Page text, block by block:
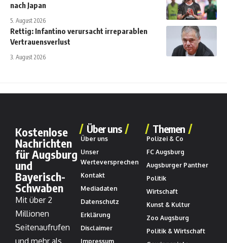
nach Japan
5. August 2026
Rettig: Infantino verursacht irreparablen
Vertrauensverlust
3. August 2026
Kostenlose
Nachrichten
für Augsburg
und
Bayerisch-
Schwaben
Mit über 2
Millionen
Seitenaufrufen
Über uns
Über uns
Unser
Werteversprechen
Kontakt
Mediadaten
Datenschutz
Erklärung
Disclaimer
Impressum
Themen
Polizei & Co
FC Augsburg
Augsburger Panther
Politik
Wirtschaft
Kunst & Kultur
Zoo Augsburg
Politik & Wirtschaft